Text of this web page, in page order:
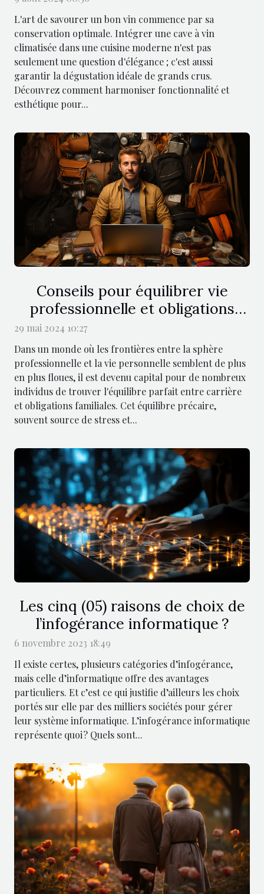
L'art de savourer un bon vin commence par sa
conservation optimale. Intégrer une cave à vin
climatisée dans une cuisine moderne n'est pas
seulement une question d'élégance ; c'est aussi
garantir la dégustation idéale de grands crus.
Découvrez comment harmoniser fonctionnalité et
esthétique pour...
Conseils pour équilibrer vie
professionnelle et obligations
familiales sans stress
29 mai 2024 10:27
Dans un monde où les frontières entre la sphère
professionnelle et la vie personnelle semblent de plus
en plus floues, il est devenu capital pour de nombreux
individus de trouver l'équilibre parfait entre carrière
et obligations familiales. Cet équilibre précaire,
souvent source de stress et...
Les cinq (05) raisons de choix de
l’infogérance informatique ?
6 novembre 2023 18:49
Il existe certes, plusieurs catégories d’infogérance,
mais celle d’informatique offre des avantages
particuliers. Et c’est ce qui justifie d’ailleurs les choix
portés sur elle par des milliers sociétés pour gérer
leur système informatique. L’infogérance informatique
représente quoi ? Quels sont...